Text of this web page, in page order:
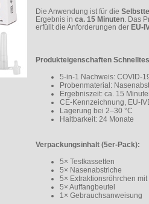
Die Anwendung ist für die
Ergebnis in ca. 15 Minuten . Das
erfüllt die Anforderungen der EU-
Produkteigenschaften
5-in-1 Nachweis: COVID-
Probenmaterial:
Ergebniszeit: ca. 15
CE-Kennzeichnung, EU-
Lagerung bei 2–30 °C
Haltbarkeit: 24 Monate
Verpackungsinhalt (5er-Pack):
5× Testkassetten
5× Nasenabstriche
5× Extraktionsröhrchen
5× Auffangbeutel
1× Gebrauchsanweisung